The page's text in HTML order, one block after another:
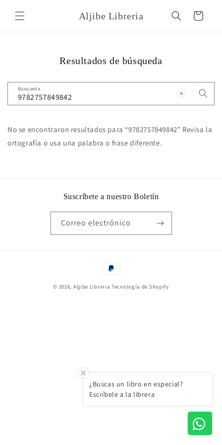
directamente
al contenido
Aljibe Libreria Carrito
Resultados de búsqueda
Búsqueda
No se encontraron resultados para “9782757849842” Revisa la
ortografía o usa una palabra o frase diferente.
Suscríbete a nuestro Boletín
Correo electrónico
Formas
pago
© 2026, Aljibe Libreria Tecnología de Shopify
¿Buscas un libro en especial?
Escríbele a la librera